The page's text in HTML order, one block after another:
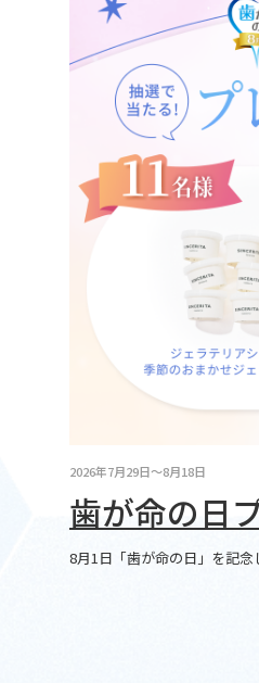
2026年7月29日〜8月18日
歯が命の日
8月1日「歯が命の日」を記